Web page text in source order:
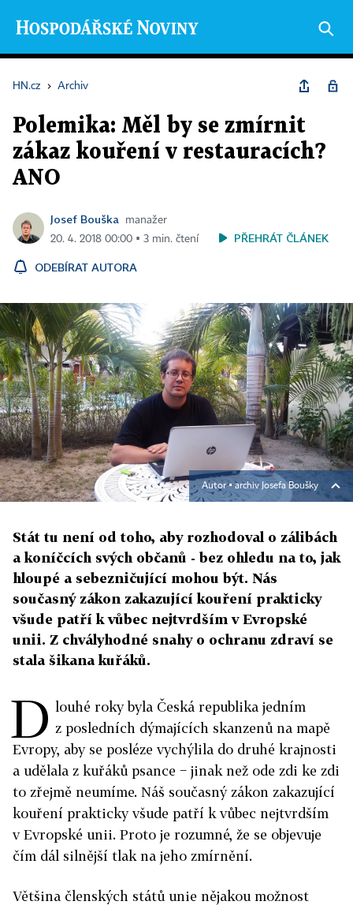
HN.cz › Archiv
Polemika: Měl by se zmírnit
zákaz kouření v restauracích?
ANO
Josef Bouška
manažer
20. 4. 2018 00:00 ▪ 3 min. čtení
PŘEHRÁT ČLÁNEK
ODEBÍRAT AUTORA
Autor ▪ archiv Josefa Boušky
Stát tu není od toho, aby rozhodoval o zálibách
a koníčcích svých občanů - bez ohledu na to, jak
hloupé a sebezničující mohou být. Nás
současný zákon zakazující kouření prakticky
všude patří k vůbec nejtvrdším v Evropské
unii. Z chvályhodné snahy o ochranu zdraví se
stala šikana kuřáků.
D louhé roky byla Česká republika jedním
z posledních dýmajících skanzenů na mapě
Evropy, aby se posléze vychýlila do druhé krajnosti
a udělala z kuřáků psance − jinak než ode zdi ke zdi
to zřejmě neumíme. Náš současný zákon zakazující
kouření prakticky všude patří k vůbec nejtvrdším
v Evropské unii. Proto je rozumné, že se objevuje
čím dál silnější tlak na jeho zmírnění.
Většina členských států unie nějakou možnost